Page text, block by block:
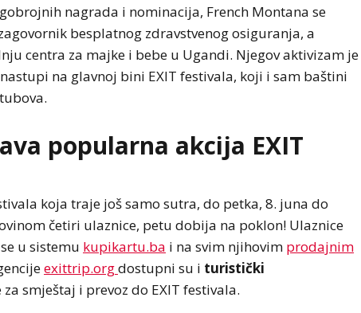
nagrada i nominacija, French Montana se
besplatnog zdravstvenog osiguranja, a
centra za majke i bebe u Ugandi. Njegov aktivizam je
na glavnoj bini EXIT festivala, koji i sam baštini
popularna akcija EXIT
koja traje još samo sutra, do petka, 8. juna do
četiri ulaznice, petu dobija na poklon! Ulaznice
u sistemu kupikartu.ba i na svim njihovim prodajnim
exittrip.orgdostupni su i turistički
smještaj i prevoz do EXIT festivala.